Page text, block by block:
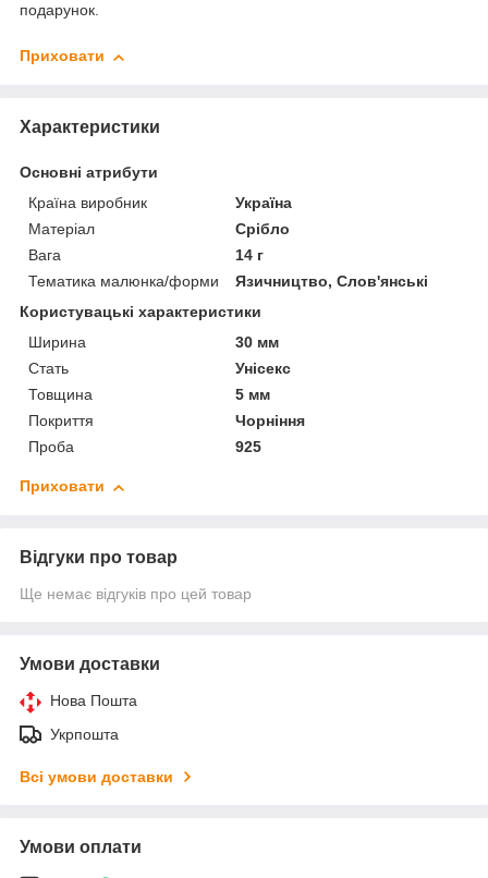
подарунок.
Приховати
Характеристики
Основні атрибути
Країна виробник
Україна
Матеріал
Срібло
Вага
14 г
Тематика малюнка/форми
Язичництво, Слов'янські
Користувацькі характеристики
Ширина
30 мм
Стать
Унісекс
Товщина
5 мм
Покриття
Чорніння
Проба
925
Приховати
Відгуки про товар
Ще немає відгуків про цей товар
Умови доставки
Нова Пошта
Укрпошта
Всі умови доставки
Умови оплати